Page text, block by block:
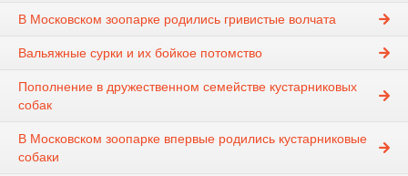
В Московском зоопарке родились гривистые волчата
Вальяжные сурки и их бойкое потомство
Пополнение в дружественном семействе кустарниковых
собак
В Московском зоопарке впервые родились кустарниковые
собаки